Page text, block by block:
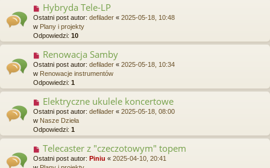
o
s
t
N
o
w
y
p
o
s
t
Hybryda Tele-LP
Ostatni post autor: defilader « 2025-05-18, 10:48
w Plany i projekty
Odpowiedzi: 10
N
o
w
y
p
o
s
t
Renowacja Samby
Ostatni post autor: defilader « 2025-05-18, 10:34
w Renowacje instrumentów
Odpowiedzi: 1
N
o
w
y
p
o
t
Elektryczne ukulele koncertowe
Ostatni post autor: defilader « 2025-05-18, 08:00
w Nasze Dzieła
Odpowiedzi: 1
N
o
w
Telecaster z "czeczotowym" topem
Ostatni post autor: Piniu « 2025-04-10, 20:41